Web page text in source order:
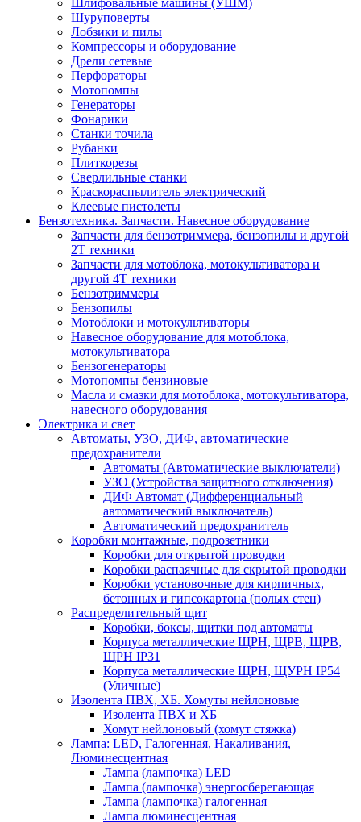
Шлифовальные машины (УШМ)
Шуруповерты
Лобзики и пилы
Компрессоры и оборудование
Дрели сетевые
Перфораторы
Мотопомпы
Генераторы
Фонарики
Станки точила
Рубанки
Плиткорезы
Сверлильные станки
Краскораспылитель электрический
Клеевые пистолеты
Бензотехника. Запчасти. Навесное оборудование
Запчасти для бензотриммера, бензопилы и другой
2Т техники
Запчасти для мотоблока, мотокультиватора и
другой 4Т техники
Бензотриммеры
Бензопилы
Мотоблоки и мотокультиваторы
Навесное оборудование для мотоблока,
мотокультиватора
Бензогенераторы
Мотопомпы бензиновые
Масла и смазки для мотоблока, мотокультиватора,
навесного оборудования
Электрика и свет
Автоматы, УЗО, ДИФ, автоматические
предохранители
Автоматы (Автоматические выключатели)
УЗО (Устройства защитного отключения)
ДИФ Автомат (Дифференциальный
автоматический выключатель)
Автоматический предохранитель
Коробки монтажные, подрозетники
Коробки для открытой проводки
Коробки распаячные для скрытой проводки
Коробки установочные для кирпичных,
бетонных и гипсокартона (полых стен)
Распределительный щит
Коробки, боксы, щитки под автоматы
Корпуса металлические ЩРН, ЩРВ, ЩРВ,
ЩРН IP31
Корпуса металлические ЩРН, ЩУРН IP54
(Уличные)
Изолента ПВХ, ХБ. Хомуты нейлоновые
Изолента ПВХ и ХБ
Хомут нейлоновый (хомут стяжка)
Лампа: LED, Галогенная, Накаливания,
Люминесцентная
Лампа (лампочка) LED
Лампа (лампочка) энергосберегающая
Лампа (лампочка) галогенная
Лампа люминесцентная